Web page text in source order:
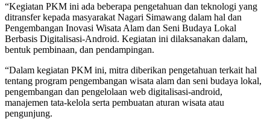
“Kegiatan PKM ini ada beberapa pengetahuan dan teknologi yang
ditransfer kepada masyarakat Nagari Simawang dalam hal dan
Pengembangan Inovasi Wisata Alam dan Seni Budaya Lokal
Berbasis Digitalisasi-Android. Kegiatan ini dilaksanakan dalam,
bentuk pembinaan, dan pendampingan.
“Dalam kegiatan PKM ini, mitra diberikan pengetahuan terkait hal
tentang program pengembangan wisata alam dan seni budaya lokal,
pengembangan dan pengelolaan web digitalisasi-android,
manajemen tata-kelola serta pembuatan aturan wisata atau
pengunjung.